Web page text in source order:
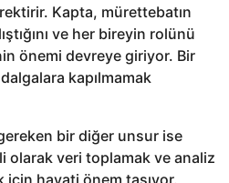
Kapta, mürettebatın
ve her bireyin rolünü
önemi devreye giriyor. Bir
kapılmamak
bir diğer unsur ise
olarak veri toplamak ve analiz
hayati önem taşıyor.